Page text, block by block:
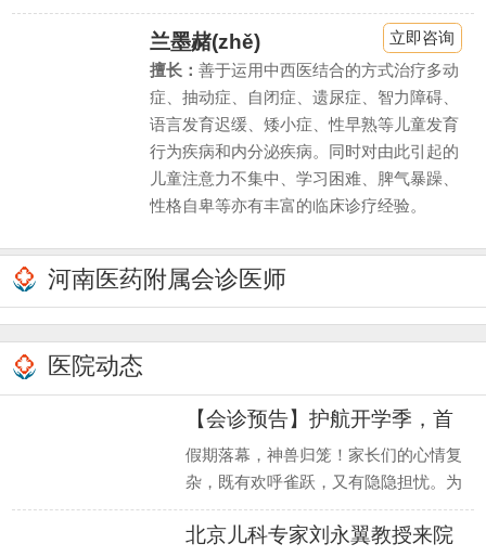
兰墨赭(zhě)
擅长： 善于运用中西医结合的方式治疗多动
症、抽动症、自闭症、遗尿症、智力障碍、
语言发育迟缓、矮小症、性早熟等儿童发育
行为疾病和内分泌疾病。同时对由此引起的
儿童注意力不集中、学习困难、脾气暴躁、
性格自卑等亦有丰富的临床诊疗经验。
立即咨询
河南医药附属会诊医师
医院动态
【会诊预告】护航开学季，首
都医
假期落幕，神兽归笼！家长们的心情复
杂，既有欢呼雀跃，又有隐隐担忧。为
何？因为一些看似不起眼的生长发育和
行为发育
北京儿科专家刘永翼教授来院